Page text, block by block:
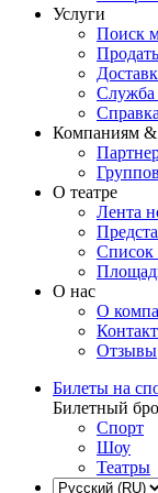
Услуги
Поиск
Служба
Компаниям
О театре
Лента
Список
О нас
О
Отзывы
Билеты на
Билетный
Спорт
Шоу
Театры